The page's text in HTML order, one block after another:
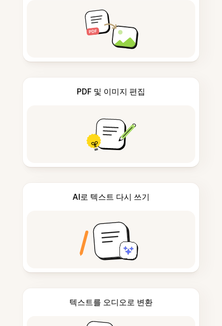
PDF 및 이미지 편집
AI로 텍스트 다시 쓰기
텍스트를 오디오로 변환